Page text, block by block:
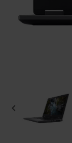
